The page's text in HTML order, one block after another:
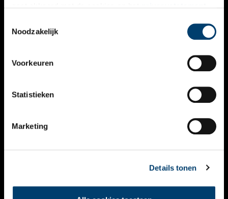
Noodzakelijk
Voorkeuren
Statistieken
Marketing
Details tonen
VERHALEN
KALENDER
THEMA’S
VIDEO’S
CONTACT